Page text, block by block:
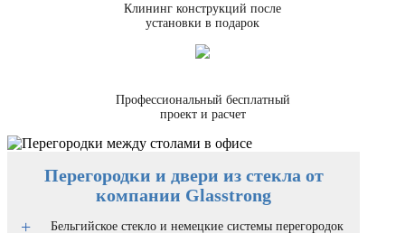
Клининг конструкций после
установки в подарок
Профессиональный бесплатный
проект и расчет
Перегородки и двери из стекла от
компании Glasstrong
Бельгийское стекло и немецкие системы перегородок